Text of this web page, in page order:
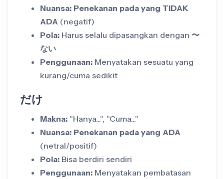
Nuansa: Penekanan pada yang TIDAK
ADA (negatif)
Pola: Harus selalu dipasangkan dengan 〜
ない
Penggunaan: Menyatakan sesuatu yang
kurang/cuma sedikit
だけ
Makna: "Hanya...", "Cuma..."
Nuansa: Penekanan pada yang ADA
(netral/positif)
Pola: Bisa berdiri sendiri
Penggunaan: Menyatakan pembatasan